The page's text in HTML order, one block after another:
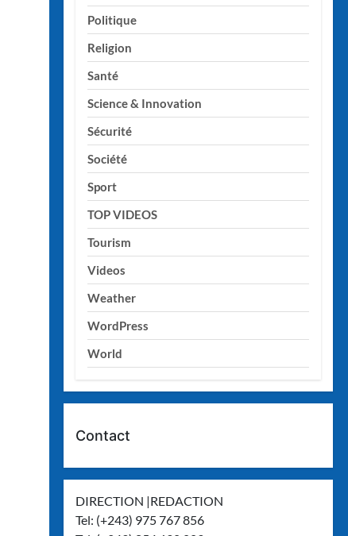
Politique
Religion
Santé
Science & Innovation
Sécurité
Société
Sport
TOP VIDEOS
Tourism
Videos
Weather
WordPress
World
Contact
DIRECTION |REDACTION
Tel: (+243) 975 767 856